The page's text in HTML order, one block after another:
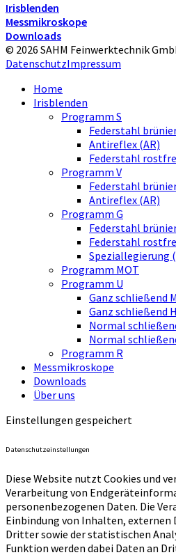
Irisblenden
Messmikroskope
Downloads
© 2026 SAHM Feinwerktechnik
DatenschutzImpressum
Home
Irisblenden
Programm S
Federstahl
Antireflex (AR)
Federstahl
Programm V
Federstahl
Antireflex (AR)
Programm G
Federstahl
Federstahl
Speziallegierung
Programm MOT
Programm U
Ganz schließend
Ganz schließend
Normal
Normal
Programm R
Messmikroskope
Downloads
Über uns
Einstellungen gespeichert
Datenschutzeinstellungen
Diese Website nutzt Cookies und
Verarbeitung von
personenbezogenen Daten. Die
Einbindung von Inhalten, externen
Dritter sowie der statistischen
Funktion werden dabei Daten an